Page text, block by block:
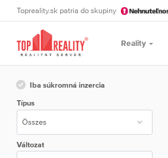
Topreality.sk patria do skupiny
Reality
Iba súkromná inzercia
Típus
Változat